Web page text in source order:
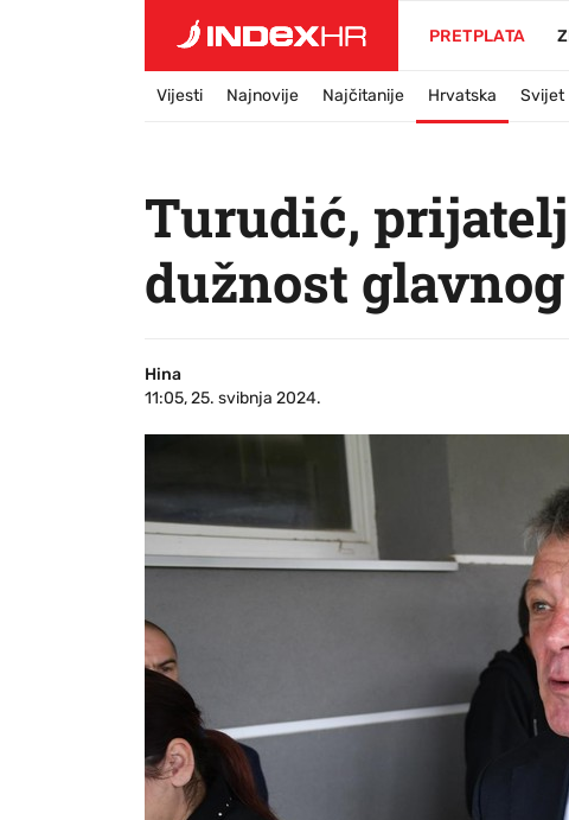
PRETPLATA
Vijesti Najnovije Najčitanije Hrvatska Svijet
Turudić,
dužnost
Hina
11:05, 25. svibnja 2024.